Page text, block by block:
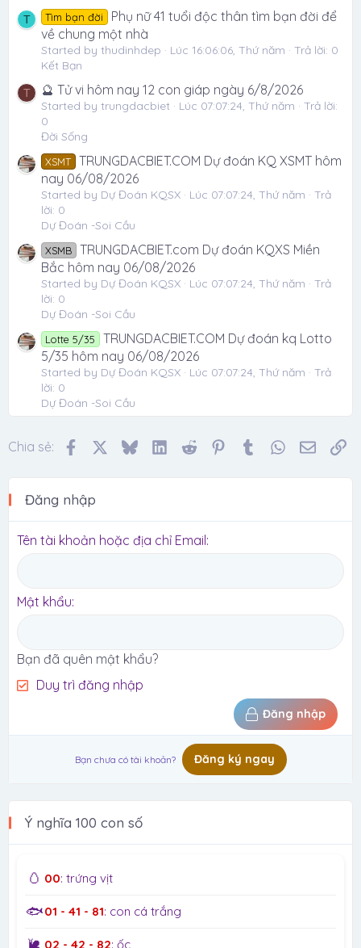
T Tìm bạn đời
Phụ nữ 41 tuổi độc thân tìm bạn đời để
về chung một nhà
Started by thudinhdep Lúc 16:06:06, Thứ năm
Trả lời: 0
Kết Bạn
T 🔮 Tử vi hôm nay 12 con giáp ngày 6/8/2026
Started by trungdacbiet Lúc 07:07:24, Thứ năm
Trả lời:
0
Đời Sống
XSMT TRUNGDACBIET.COM Dự đoán KQ XSMT hôm
nay 06/08/2026
Started by Dự Đoán KQSX Lúc 07:07:24, Thứ năm
Trả
lời: 0
Dự Đoán -Soi Cầu
XSMB
TRUNGDACBIET.com Dự đoán KQXS Miền
Bắc hôm nay 06/08/2026
Started by Dự Đoán KQSX Lúc 07:07:24, Thứ năm
Trả
lời: 0
Dự Đoán -Soi Cầu
Lotte 5/35
TRUNGDACBIET.COM Dự đoán kq Lotto
5/35 hôm nay 06/08/2026
Started by Dự Đoán KQSX Lúc 07:07:24, Thứ năm
Trả
lời: 0
Dự Đoán -Soi Cầu
Chia sẻ: FacebookBlueskyLinkedIn
Reddit Pinterest
Tumblr WhatsApp
Email
Đăng nhập
Tên tài khoản hoặc địa chỉ Email
Mật khẩu
Bạn đã quên mật khẩu?
Duy trì đăng nhập
Đăng nhập
Bạn chưa có tài khoản? Đăng ký ngay
Ý nghĩa 100 con số
🥚 00: trứng vịt
🐟01 - 41 - 81: con cá trắng
02 - 42 - 82: ốc